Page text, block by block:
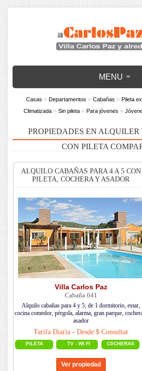
MENU
Casas » Departamentos » Cabañas » Pileta
Climatizada» Sin pileta» Para jóvenes »
PROPIEDADES EN ALQUILER
CON PILETA
ALQUILO CABAÑAS PARA 4 A 5 CON
PILETA, COCHERA Y ASADOR
Villa Carlos Paz
Cabaña 041
Alquilo cabañas para 4 y 5, de 1 dormitorio, estar,
cocina comedor, pérgola, alarma, gran parque,
asador
Tarifa Diaria - Desde:$ Consultar
PILETA TV - WI FI C0CHERAS